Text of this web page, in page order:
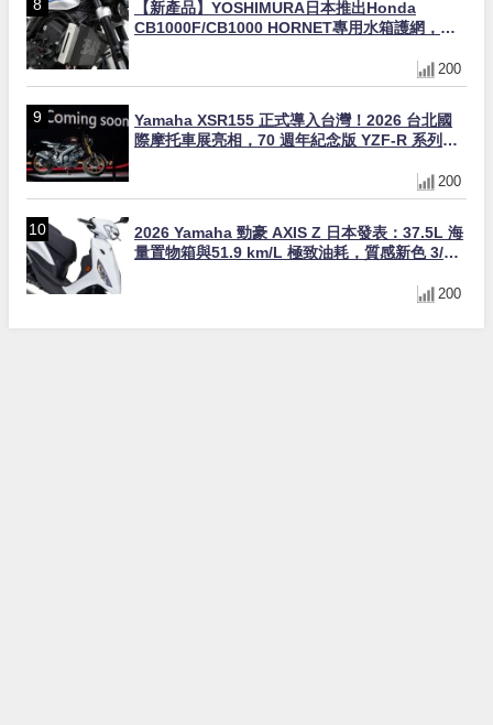
【新產品】YOSHIMURA日本推出Honda
CB1000F/CB1000 HORNET專用水箱護網，六
200
Yamaha XSR155 正式導入台灣！2026 台北國
際摩托車展亮相，70 週年紀念版 YZF-R 系列限
200
2026 Yamaha 勁豪 AXIS Z 日本發表：37.5L 海
量置物箱與51.9 km/L 極致油耗，質感新色 3/31
200